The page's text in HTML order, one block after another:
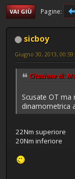
VAI GIÙ Pagine
sicboy
Giugno 30, 2013,
Citazione di:
Scusate OT ma
dinamometrica
22Nm superiore
20Nm inferiore